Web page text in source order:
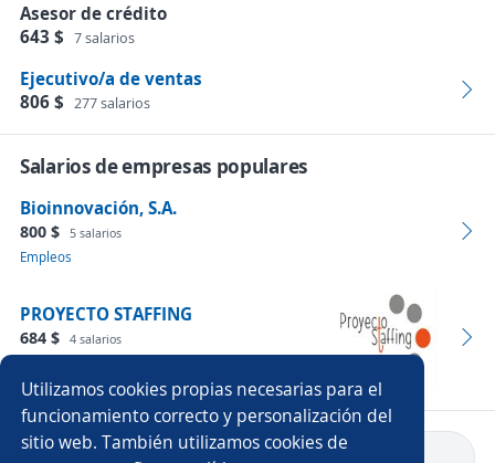
Utilizamos cookies propias necesarias para el
funcionamiento correcto y personalización del
sitio web. También utilizamos cookies de
Asesor de crédito
643 $ 7 salarios
Ejecutivo/a de ventas
806 $ 277 salarios
Salarios de empresas populares
Bioinnovación, S.A.
800 $ 5 salarios
Empleos
PROYECTO STAFFING
684 $ 4 salarios
Volver a inicio